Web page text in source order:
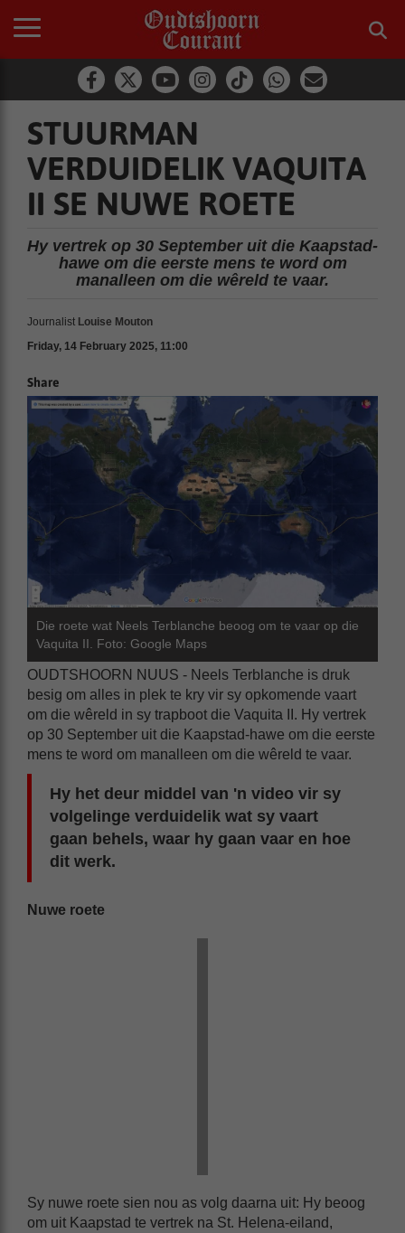
STUURMAN
VERDUIDELIK VAQUITA
II SE NUWE ROETE
Hy vertrek op 30 September uit die Kaapstad-
hawe om die eerste mens te word om
manalleen om die wêreld te vaar.
Journalist Louise Mouton
Friday, 14 February 2025, 11:00
Share
Die roete wat Neels Terblanche beoog om te vaar op die
Vaquita II. Foto: Google Maps
OUDTSHOORN NUUS - Neels Terblanche is druk
besig om alles in plek te kry vir sy opkomende vaart
om die wêreld in sy trapboot die Vaquita II. Hy vertrek
op 30 September uit die Kaapstad-hawe om die eerste
mens te word om manalleen om die wêreld te vaar.
Hy het deur middel van 'n video vir sy
volgelinge verduidelik wat sy vaart
gaan behels, waar hy gaan vaar en hoe
dit werk.
Nuwe roete
Sy nuwe roete sien nou as volg daarna uit: Hy beoog
om uit Kaapstad te vertrek na St. Helena-eiland,